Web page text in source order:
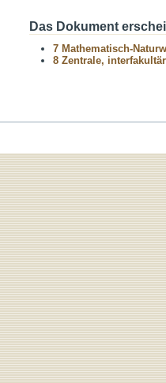
Das Dokument
7 Mathematisch-
8 Zentrale,